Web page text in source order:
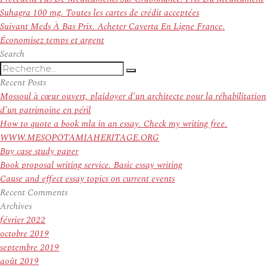
de
l’article
précédent :
Suhagra 100 mg. Toutes les cartes de crédit acceptées
SuivantArticle
suivant :
Meds À Bas Prix. Acheter Caverta En Ligne France.
Économisez temps et argent
Search
Recherche
pour
:
Recherche
Recent Posts
Mossoul à cœur ouvert, plaidoyer d’un architecte pour la réhabilitation
d’un patrimoine en péril
How to quote a book mla in an essay. Check my writing free.
WWW.MESOPOTAMIAHERITAGE.ORG
Buy case study paper
Book proposal writing service. Basic essay writing
Cause and effect essay topics on current events
Recent Comments
Archives
février 2022
octobre 2019
septembre 2019
août 2019